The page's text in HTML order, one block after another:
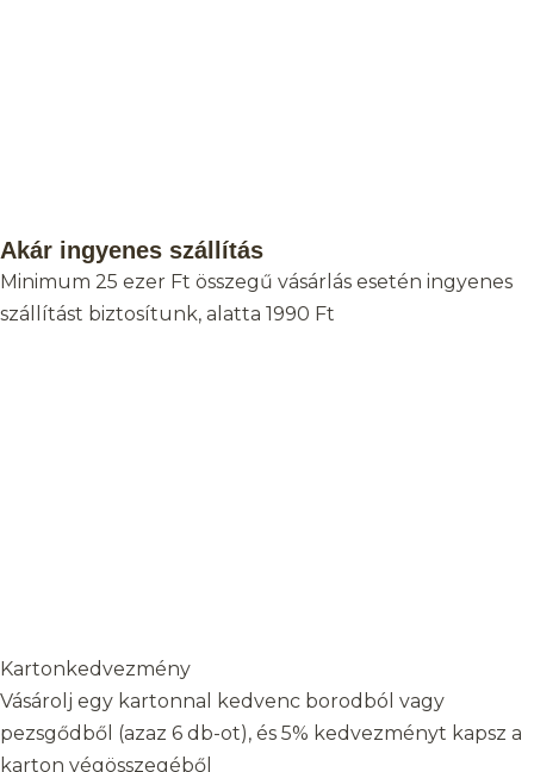
Akár ingyenes szállítás
Minimum 25 ezer Ft összegű vásárlás esetén ingyenes
szállítást biztosítunk, alatta 1990 Ft
Kartonkedvezmény
Vásárolj egy kartonnal kedvenc borodból vagy
pezsgődből (azaz 6 db-ot), és 5% kedvezményt kapsz a
karton végösszegéből